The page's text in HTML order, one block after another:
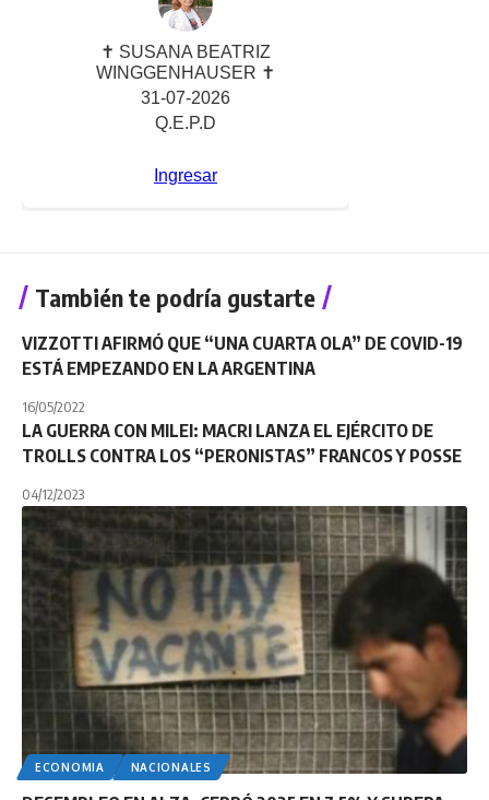
También te podría gustarte
VIZZOTTI AFIRMÓ QUE “UNA CUARTA OLA” DE COVID-19
ESTÁ EMPEZANDO EN LA ARGENTINA
16/05/2022
LA GUERRA CON MILEI: MACRI LANZA EL EJÉRCITO DE
TROLLS CONTRA LOS “PERONISTAS” FRANCOS Y POSSE
04/12/2023
ECONOMIA NACIONALES